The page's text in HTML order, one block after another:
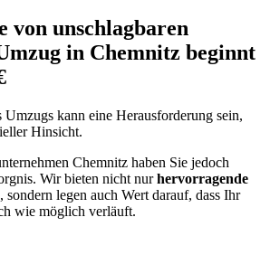
von unschlagbaren
in Chemnitz beginnt
kann eine Herausforderung sein,
Hinsicht.
Chemnitz haben Sie jedoch
Wir bieten nicht nurhervorragende
sondern legen auch Wert darauf, dass Ihr
wie möglich verläuft.